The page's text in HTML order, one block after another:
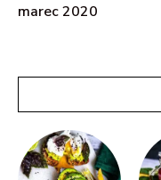
marec 2020